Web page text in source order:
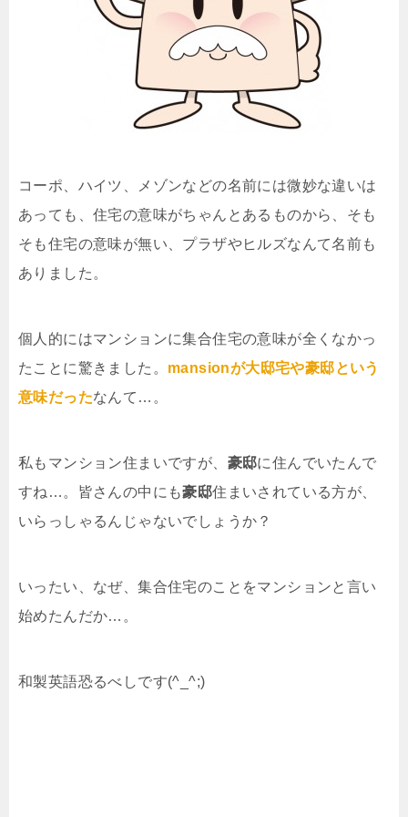
コーポ、ハイツ、メゾンなどの名前には微妙な違いは
あっても、住宅の意味がちゃんとあるものから、そも
そも住宅の意味が無い、プラザやヒルズなんて名前も
ありました。
個人的にはマンションに集合住宅の意味が全くなかっ
たことに驚きました。 mansionが大邸宅や豪邸という
意味だったなんて…。
私もマンション住まいですが、 豪邸に住んでいたんで
すね…。皆さんの中にも豪邸住まいされている方が、
いらっしゃるんじゃないでしょうか？
いったい、なぜ、集合住宅のことをマンションと言い
始めたんだか…。
和製英語恐るべしです(^_^;)